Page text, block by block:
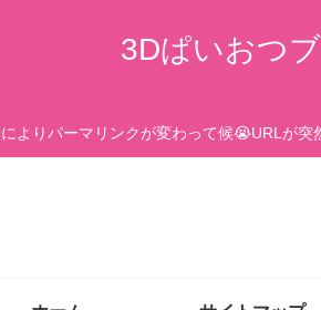
3Dぱいおつ
よりパーマリンクが変わって候😭URLが